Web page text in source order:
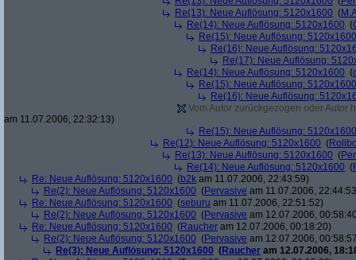
Re(13): Neue Auflösung: 5120x1600 (
Re(14): Neue Auflösung: 5120x1600 (
Re(15): Neue Auflösung: 5120x1600
Re(16): Neue Auflösung:
Re(17): Neue Auflösung:
Re(14): Neue Auflösung: 5120x1600 (
Re(15): Neue Auflösung: 5120x1600
Re(16): Neue Auflösung:
Vom Autor zurückgezogen oder Autor
am 11.07.2006, 22:32:13)
Re(15): Neue Auflösung: 5120x1600
Re(12): Neue Auflösung: 5120x1600 (
Re(13): Neue Auflösung: 5120x1600 (
Re(14): Neue Auflösung: 5120x1600 (
Re: Neue Auflösung: 5120x1600 (b2k am 11.07.2006, 22:43:59)
Re(2): Neue Auflösung: 5120x1600 (Pervasive am 11.07.2006,
Re: Neue Auflösung: 5120x1600 (seburu am 11.07.2006, 22:51:52)
Re(2): Neue Auflösung: 5120x1600 (Pervasive am 12.07.2006,
Re: Neue Auflösung: 5120x1600 (Raucher am 12.07.2006, 00:18:20)
Re(2): Neue Auflösung: 5120x1600 (Pervasive am 12.07.2006,
Re(3): Neue Auflösung: 5120x1600 (Raucher am 12.07.2006,